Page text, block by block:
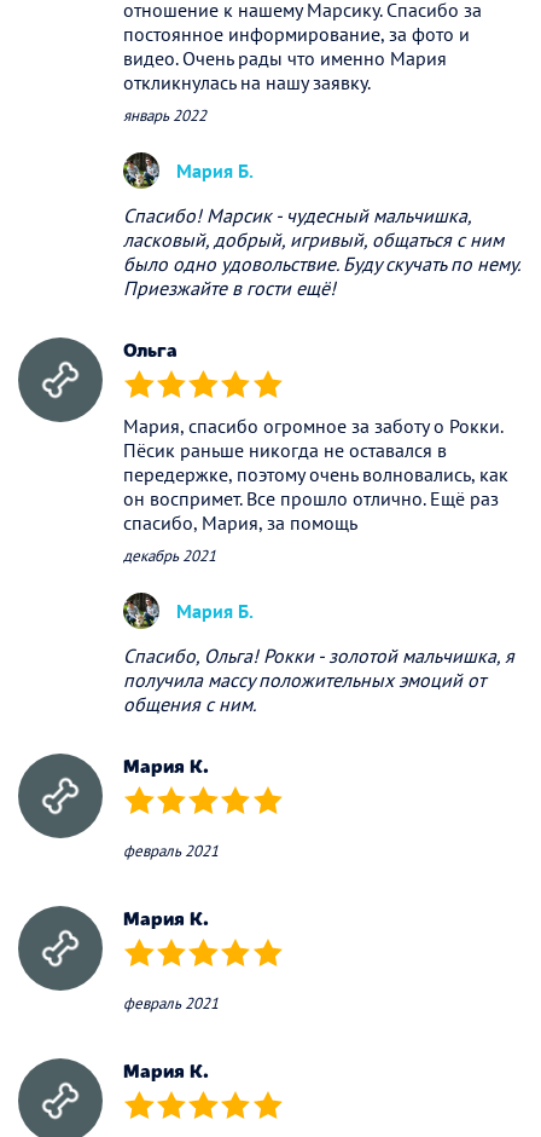
отношение к нашему Марсику. Спасибо за
постоянное информирование, за фото и
видео. Очень рады что именно Мария
откликнулась на нашу заявку.
январь 2022
Мария Б.
Спасибо! Марсик - чудесный мальчишка,
ласковый, добрый, игривый, общаться с ним
было одно удовольствие. Буду скучать по нему.
Приезжайте в гости ещё!
Ольга
(*) (*) (*) (*) (*)
Мария, спасибо огромное за заботу о Рокки.
Пёсик раньше никогда не оставался в
передержке, поэтому очень волновались, как
он воспримет. Все прошло отлично. Ещё раз
спасибо, Мария, за помощь
декабрь 2021
Мария Б.
Спасибо, Ольга! Рокки - золотой мальчишка, я
получила массу положительных эмоций от
общения с ним.
Мария К.
(*) (*) (*) (*) (*)
февраль 2021
Мария К.
(*) (*) (*) (*) (*)
февраль 2021
Мария К.
(*) (*) (*) (*) (*)